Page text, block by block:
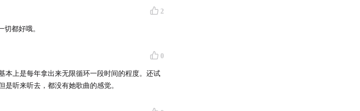
》
2
都好哦。
0
本上是每年拿出来无限循环一段时间的程度。还试
听来听去，都没有她歌曲的感觉。